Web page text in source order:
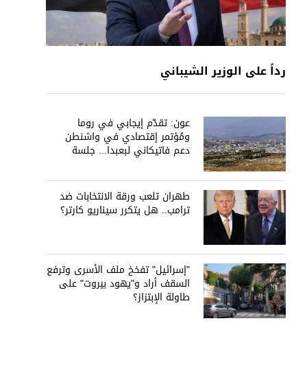
رداً على الوزير الشيباني
عون: تقدّم إيجابي في روما
ومُؤتمر إقتصادي في واشنطن
دعم فاتيكاني لبعبدا... جلسة
على الطاولة
طهران تلعب ورقة الانتخابات ضد
ترامب.. هل يتكرر سيناريو كارتر؟
"إسرائيل" تفخخ ملف الأسرى وترفع
السقف أراد و"يهود بيروت" على
طاولة الإبتزاز؟